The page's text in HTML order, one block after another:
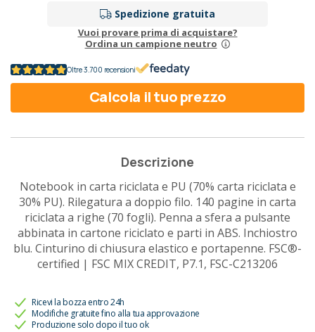
Spedizione gratuita
Vuoi provare prima di acquistare?
Ordina un campione neutro
Oltre 3.700 recensioni
Calcola il tuo prezzo
Descrizione
Notebook in carta riciclata e PU (70% carta riciclata e
30% PU). Rilegatura a doppio filo. 140 pagine in carta
riciclata a righe (70 fogli). Penna a sfera a pulsante
abbinata in cartone riciclato e parti in ABS. Inchiostro
blu. Cinturino di chiusura elastico e portapenne. FSC®-
certified | FSC MIX CREDIT, P7.1, FSC-C213206
Ricevi la bozza entro 24h
Modifiche gratuite fino alla tua approvazione
Produzione solo dopo il tuo ok